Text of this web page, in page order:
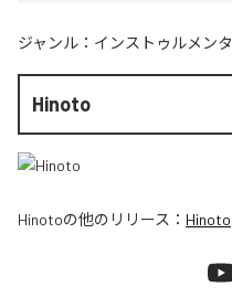
ジャンル： インストゥルメン
Hinoto
Hinotoの他のリリース： Hinoto